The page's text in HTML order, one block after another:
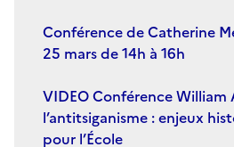
Conférence de Catherine
25 mars de 14h à 16h
VIDEO Conférence William
l’antitsiganisme : enjeux historiques et défis
pour l’École